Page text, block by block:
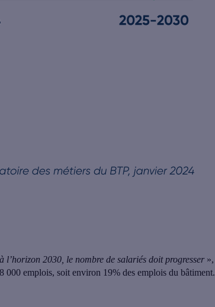
l’horizon 2030, le nombre de salariés doit progresser »,
000 emplois, soit environ 19% des emplois du bâtiment.